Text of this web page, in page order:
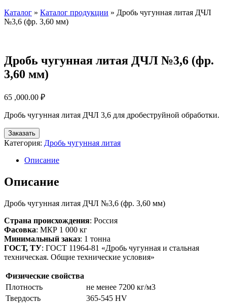
Каталог » Каталог продукции » Дробь чугунная литая ДЧЛ
№3,6 (фр. 3,60 мм)
Дробь чугунная литая ДЧЛ №3,6 (фр.
3,60 мм)
65 ,000.00 ₽
Дробь чугунная литая ДЧЛ 3,6 для дробеструйной обработки.
Заказать
Категория: Дробь чугунная литая
Описание
Описание
Дробь чугунная литая ДЧЛ №3,6 (фр. 3,60 мм)
Страна происхождения: Россия
Фасовка: МКР 1 000 кг
Минимальный заказ: 1 тонна
ГОСТ, ТУ: ГОСТ 11964-81 «Дробь чугунная и стальная
техническая. Общие технические условия»
Физические свойства
Плотность
не менее 7200 кг/м3
Твердость
365-545 HV